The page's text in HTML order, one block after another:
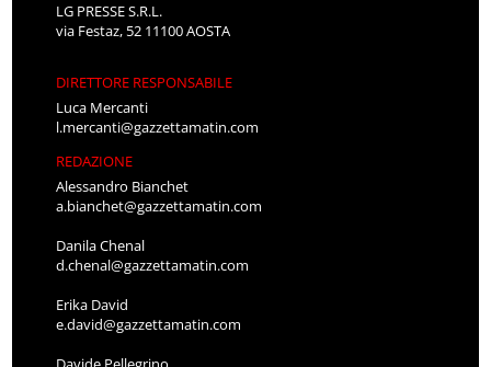
LG PRESSE S.R.L.
via Festaz, 52 11100 AOSTA
DIRETTORE RESPONSABILE
Luca Mercanti
l.mercanti@gazzettamatin.com
REDAZIONE
Alessandro Bianchet
a.bianchet@gazzettamatin.com
Danila Chenal
d.chenal@gazzettamatin.com
Erika David
e.david@gazzettamatin.com